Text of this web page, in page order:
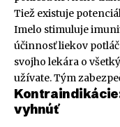
Tiež existuje
Imelo stimuluje
účinnosť liekov
svojho lekára o
užívate. Tým
vyhnúť